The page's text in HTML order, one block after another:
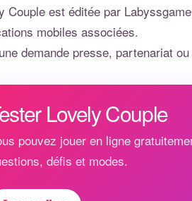
Couple est éditée par
mobiles associées.
demande presse, partenariat
Lovely Couple
pouvez jouer en ligne
défis et modes.